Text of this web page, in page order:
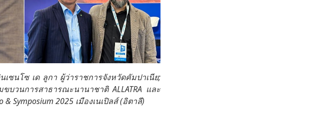
เซนโซ เด ลูกา ผู้ว่าราชการจังหวัดคัมปาเนีย;
บวนการสาธารณะนานาชาติ ALLATRA และ
Symposium 2025 เมืองเนเปิลส์ (อิตาลี)